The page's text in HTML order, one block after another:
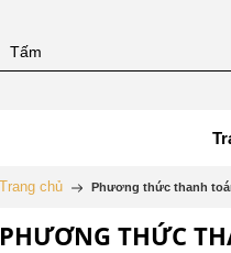
Trang chủ Phương thức thanh
PHƯƠNG THỨC